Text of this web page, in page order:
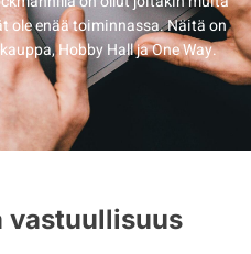
ole enää toiminnassa. Näitä on
Hobby Hall ja One Way.
vastuullisuus